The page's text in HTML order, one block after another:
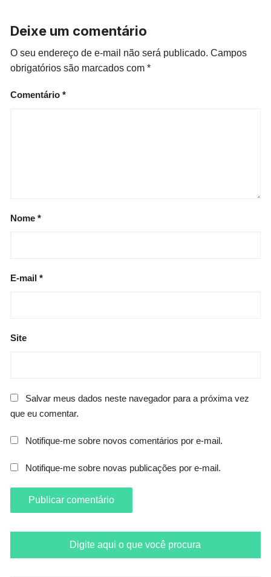
Deixe um comentário
O seu endereço de e-mail não será publicado. Campos
obrigatórios são marcados com*
Comentário*
Nome*
E-mail*
Site
Salvar meus dados neste navegador para a próxima vez
que eu comentar.
Notifique-me sobre novos comentários por e-mail.
Notifique-me sobre novas publicações por e-mail.
Digite aqui o que você procura